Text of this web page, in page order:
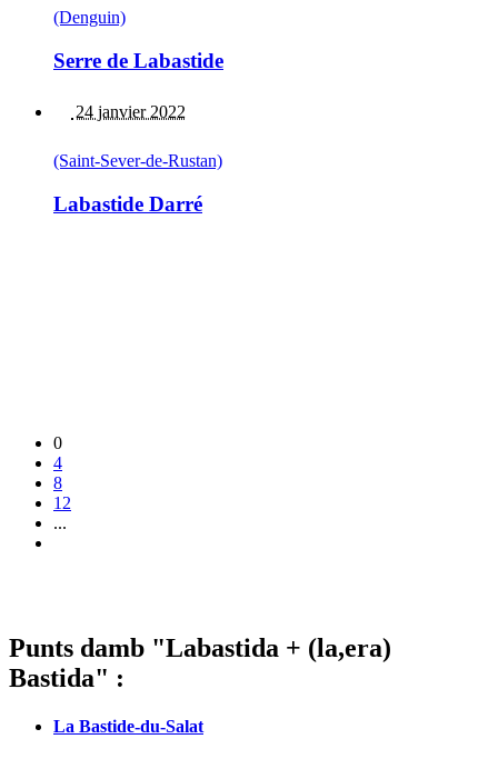
(Denguin)
Serre de Labastide
24 janvier 2022
(Saint-Sever-de-Rustan)
Labastide Darré
0
4
8
12
...
Punts damb "Labastida + (la,era)
Bastida" :
La Bastide-du-Salat